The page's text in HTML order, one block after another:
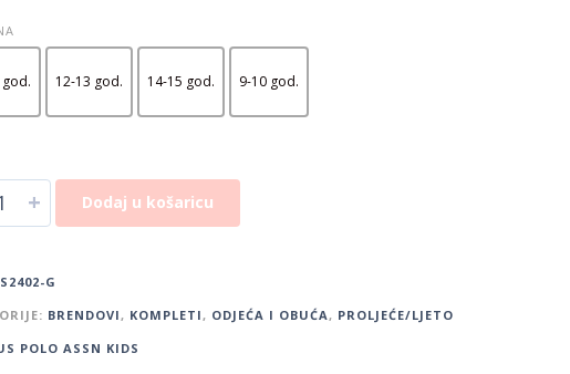
12-13 god. 14-15 god. 9-10 god.
+ Dodaj u košaricu
G
BRENDOVI, KOMPLETI, ODJEĆA I OBUĆA, PROLJEĆE/LJETO
POLO ASSN KIDS